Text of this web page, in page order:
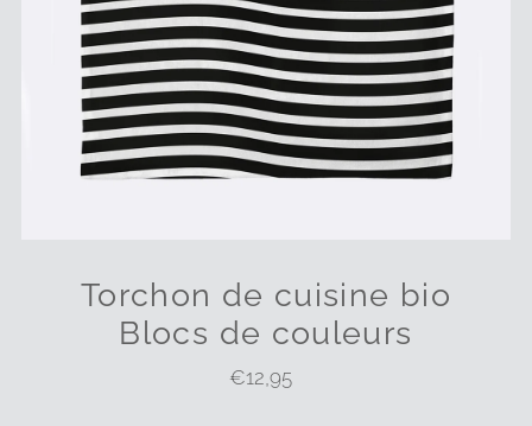
Torchon de cuisine bio
Blocs de couleurs
Prix
€12,95